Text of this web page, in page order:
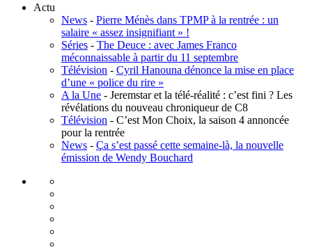
Actu
News - Pierre Ménès dans TPMP à la rentrée : un
salaire « assez insignifiant » !
Séries - The Deuce : avec James Franco
méconnaissable à partir du 11 septembre
Télévision - Cyril Hanouna dénonce la mise en place
d’une « police du rire »
A la Une - Jeremstar et la télé-réalité : c’est fini ? Les
révélations du nouveau chroniqueur de C8
Télévision - C’est Mon Choix, la saison 4 annoncée
pour la rentrée
News - Ça s’est passé cette semaine-là, la nouvelle
émission de Wendy Bouchard